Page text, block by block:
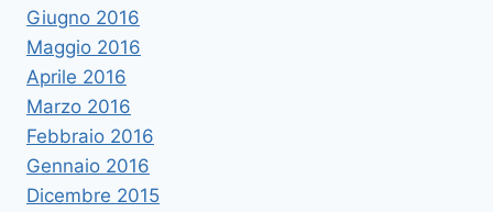
Giugno 2016
Maggio 2016
Aprile 2016
Marzo 2016
Febbraio 2016
Gennaio 2016
Dicembre 2015